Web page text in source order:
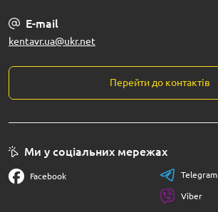
E-mail
kentavr.ua@ukr.net
Перейти до контактів
Ми у соціальних мережах
Facebook Telegram
Viber